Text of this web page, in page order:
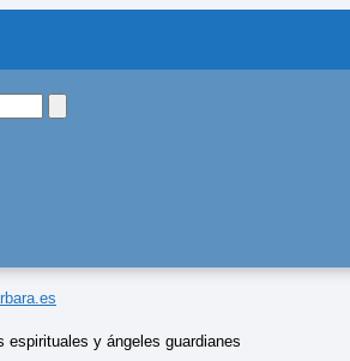
espirituales y ángeles guardianes